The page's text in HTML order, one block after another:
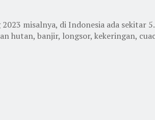
misalnya, di Indonesia ada sekitar
hutan, banjir, longsor, kekeringan,